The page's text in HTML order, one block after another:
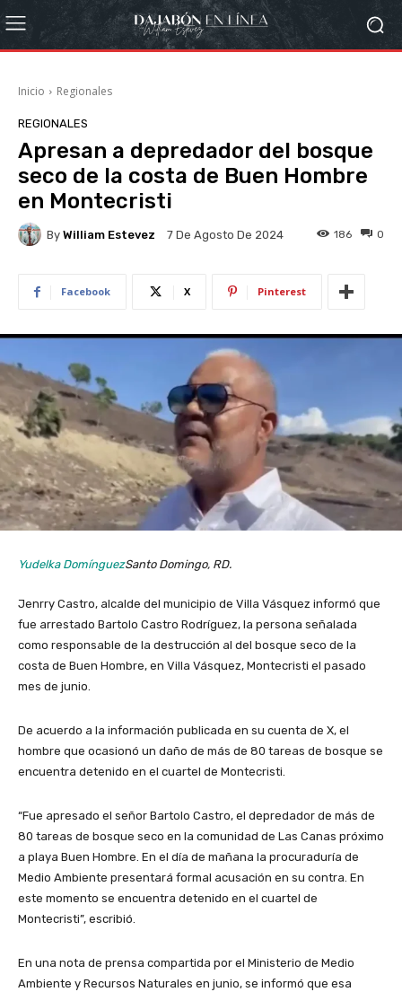
Inicio Regionales
REGIONALES
Apresan a depredador del bosque
seco de la costa de Buen Hombre
en Montecristi
By William Estevez 7 De Agosto De 2024 0
186
Facebook X Pinterest
Yudelka DomínguezSanto Domingo, RD.
Jenrry Castro, alcalde del municipio de Villa Vásquez informó que
fue arrestado Bartolo Castro Rodríguez, la persona señalada
como responsable de la destrucción al del bosque seco de la
costa de Buen Hombre, en Villa Vásquez, Montecristi el pasado
mes de junio.
De acuerdo a la información publicada en su cuenta de X, el
hombre que ocasionó un daño de más de 80 tareas de bosque se
encuentra detenido en el cuartel de Montecristi.
“Fue apresado el señor Bartolo Castro, el depredador de más de
80 tareas de bosque seco en la comunidad de Las Canas próximo
a playa Buen Hombre. En el día de mañana la procuraduría de
Medio Ambiente presentará formal acusación en su contra. En
este momento se encuentra detenido en el cuartel de
Montecristi”, escribió.
En una nota de prensa compartida por el Ministerio de Medio
Ambiente y Recursos Naturales en junio, se informó que esa